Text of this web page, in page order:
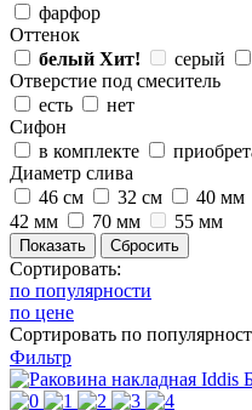
фарфор
Оттенок
белый Хит! серый
Отверстие под смеситель
есть
нет
Сифон
в комплекте
Диаметр слива
46 см
32 см 40 мм
42 мм
70 мм 55 мм
Сортировать:
по популярности
по цене
Сортировать по
Фильтр